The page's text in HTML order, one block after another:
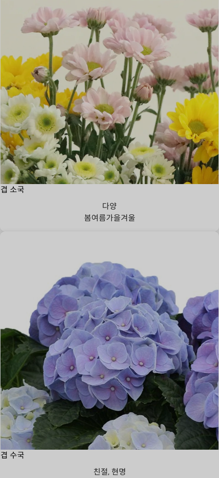
겹 소국
다양
봄여름가을겨울
겹 수국
친절, 현명